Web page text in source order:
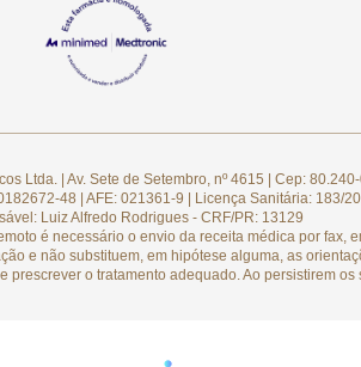
Ltda. | Av. Sete de Setembro, nº 4615 | Cep:
48 | AFE: 021361-9 | Licença Sanitária: 183/
Luiz Alfredo Rodrigues - CRF/PR: 13129
é necessário o envio da receita médica por fax,
e não substituem, em hipótese alguma, as
o tratamento adequado. Ao persistirem